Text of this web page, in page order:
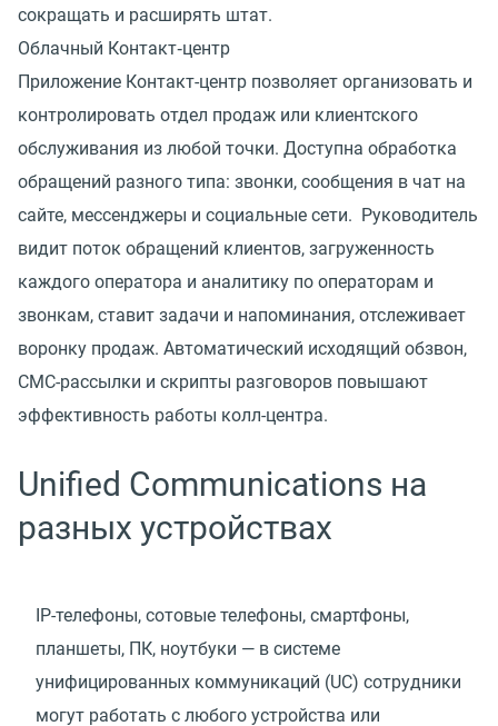
сокращать и расширять штат.
Облачный Контакт‑центр
Приложение Контакт-центр позволяет организовать и
контролировать отдел продаж или клиентского
обслуживания из любой точки. Доступна обработка
обращений разного типа: звонки, сообщения в чат на
сайте, мессенджеры и социальные сети. Руководитель
видит поток обращений клиентов, загруженность
каждого оператора и аналитику по операторам и
звонкам, ставит задачи и напоминания, отслеживает
воронку продаж. Автоматический исходящий обзвон,
СМС-рассылки и скрипты разговоров повышают
эффективность работы колл-центра.
Unified Communications на
разных устройствах
IP-телефоны, сотовые телефоны, смартфоны,
планшеты, ПК, ноутбуки — в системе
унифицированных коммуникаций (UC) сотрудники
могут работать с любого устройства или